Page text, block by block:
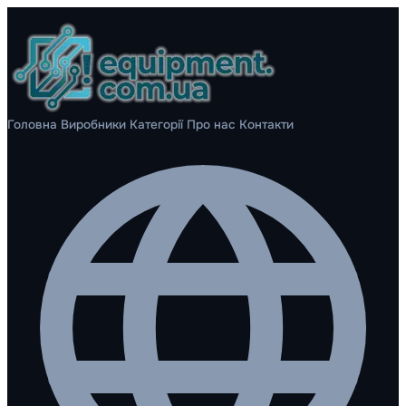
Головна Виробники Категорії Про нас Контакти